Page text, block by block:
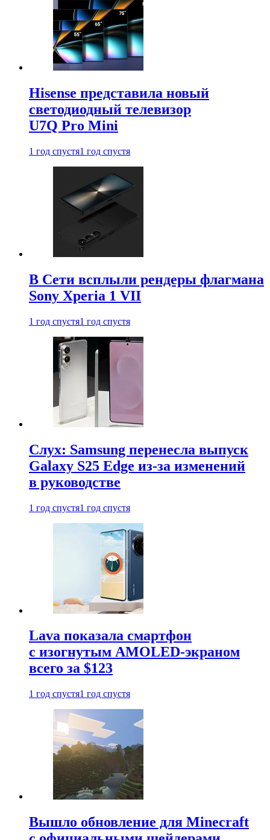
Hisense представила новый
светодиодный телевизор
U7Q Pro Mini
1 год спустя1 год спустя
В Сети всплыли рендеры флагмана
Sony Xperia 1 VII
1 год спустя1 год спустя
Слух: Samsung перенесла выпуск
Galaxy S25 Edge из-за изменений
в руководстве
1 год спустя1 год спустя
Lava показала смартфон
с изогнутым AMOLED-экраном
всего за $123
1 год спустя1 год спустя
Вышло обновление для Minecraft